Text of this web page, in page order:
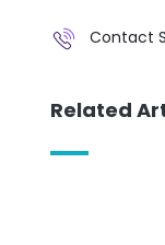
Contact
Related